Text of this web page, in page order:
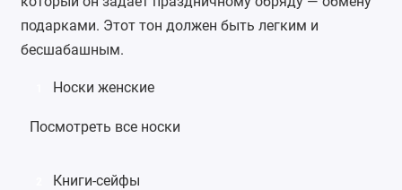
подарками. Этот тон должен быть легким и
бесшабашным.
Носки женские
Посмотреть все носки
Книги-сейфы